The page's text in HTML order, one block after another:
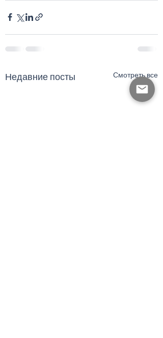
Недавние посты Смотреть все